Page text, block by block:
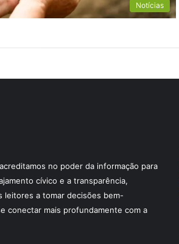
Notícias
no poder da informação para
cívico e a transparência,
leitores a tomar decisões bem-
conectar mais profundamente com a